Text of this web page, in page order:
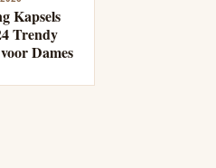
Kapsels
Trendy
Dames